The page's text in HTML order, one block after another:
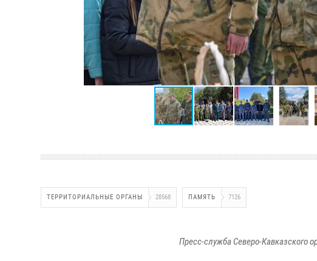
ТЕРРИТОРИАЛЬНЫЕ ОРГАНЫ 28568 ПАМЯТЬ 7126
Пресс-служба Северо-Кавказского